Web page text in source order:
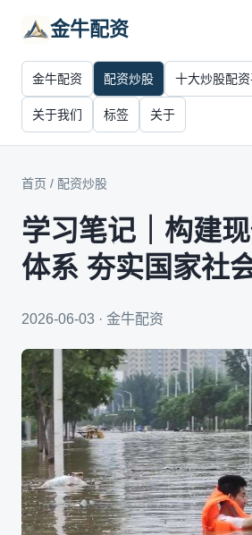
金牛配资
金牛配资 配资炒股 十大炒股配
关于我们 标签 关于
首页 / 配资炒股
学习笔记｜构建
体系 夯实国家社
2026-06-03 · 金牛配资